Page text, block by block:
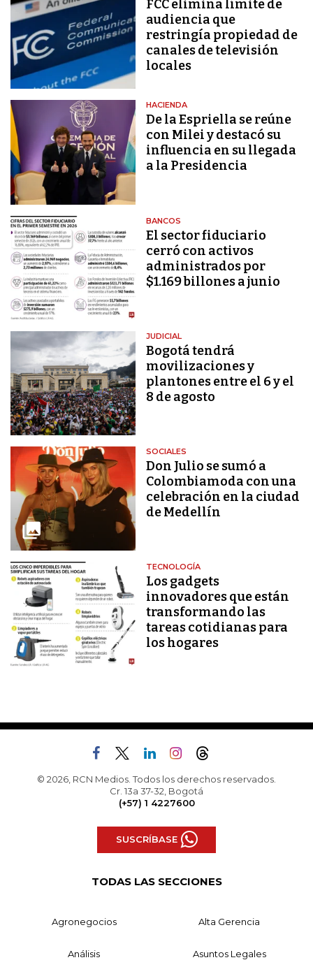
FCC elimina límite de
audiencia que
restringía propiedad de
canales de televisión
locales
HACIENDA
De la Espriella se reúne
con Milei y destacó su
influencia en su llegada
a la Presidencia
BANCOS
El sector fiduciario
cerró con activos
administrados por
$1.169 billones a junio
JUDICIAL
Bogotá tendrá
movilizaciones y
plantones entre el 6 y el
8 de agosto
SOCIALES
Don Julio se sumó a
Colombiamoda con una
celebración en la ciudad
de Medellín
TECNOLOGÍA
Los gadgets
innovadores que están
transformando las
tareas cotidianas para
los hogares
© 2026, RCN Medios. Todos los derechos reservados.
Cr. 13a 37-32, Bogotá
(+57) 1 4227600
SUSCRÍBASE
TODAS LAS SECCIONES
Agronegocios Alta Gerencia
Análisis Asuntos Legales